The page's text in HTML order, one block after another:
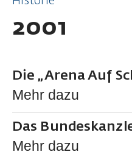
2001
Die „Arena Auf
Mehr dazu
Das
Mehr dazu